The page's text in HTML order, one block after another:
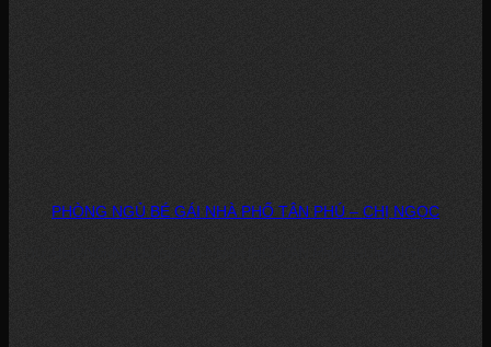
PHÒNG NGỦ BÉ GÁI NHÀ PHỐ TÂN PHÚ – CHỊ NGỌC